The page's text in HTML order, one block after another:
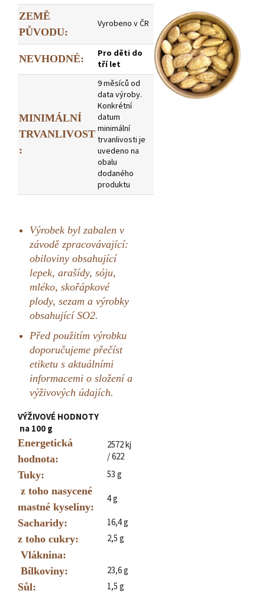
ZEMĚ
PŮVODU:
Vyrobeno v ČR
NEVHODNÉ:
Pro děti do
tří let
MINIMÁLNÍ
TRVANLIVOST
:
9 měsíců od
data výroby.
Konkrétní
datum
minimální
trvanlivosti je
uvedeno na
obalu
dodaného
produktu
Výrobek byl zabalen v
závodě zpracovávající:
obiloviny obsahující
lepek, arašídy, sóju,
mléko, skořápkové
plody, sezam a výrobky
obsahující SO2.
Před použitím výrobku
doporučujeme přečíst
etiketu s aktuálními
informacemi o složení a
výživových údajích.
VÝŽIVOVÉ HODNOTY
na 100 g
Energetická
hodnota:
2572 kj
/ 622
Tuky: 53 g
z toho nasycené
mastné kyseliny:
4 g
Sacharidy: 16,4 g
z toho cukry: 2,5 g
Vláknina:
Bílkoviny:
23,6 g
Sůl: 1,5 g